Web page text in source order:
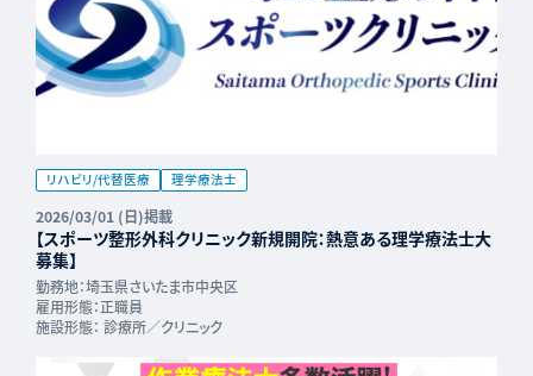
リハビリ/代替医療 理学療法士
2026/03/01 (日)掲載
【スポーツ整形外科クリニック新規開院：熱意ある理学療法士大
募集】
勤務地：埼玉県さいたま市中央区
雇用形態：正職員
施設形態： 診療所／クリニック